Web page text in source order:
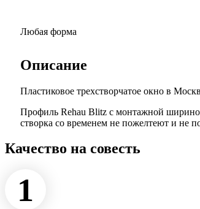
Любая форма
Описание
Пластиковое трехстворчатое окно в
Профиль Rehau Blitz с монтажной
створка со временем не пожелтеют и не
Качество на совесть
1